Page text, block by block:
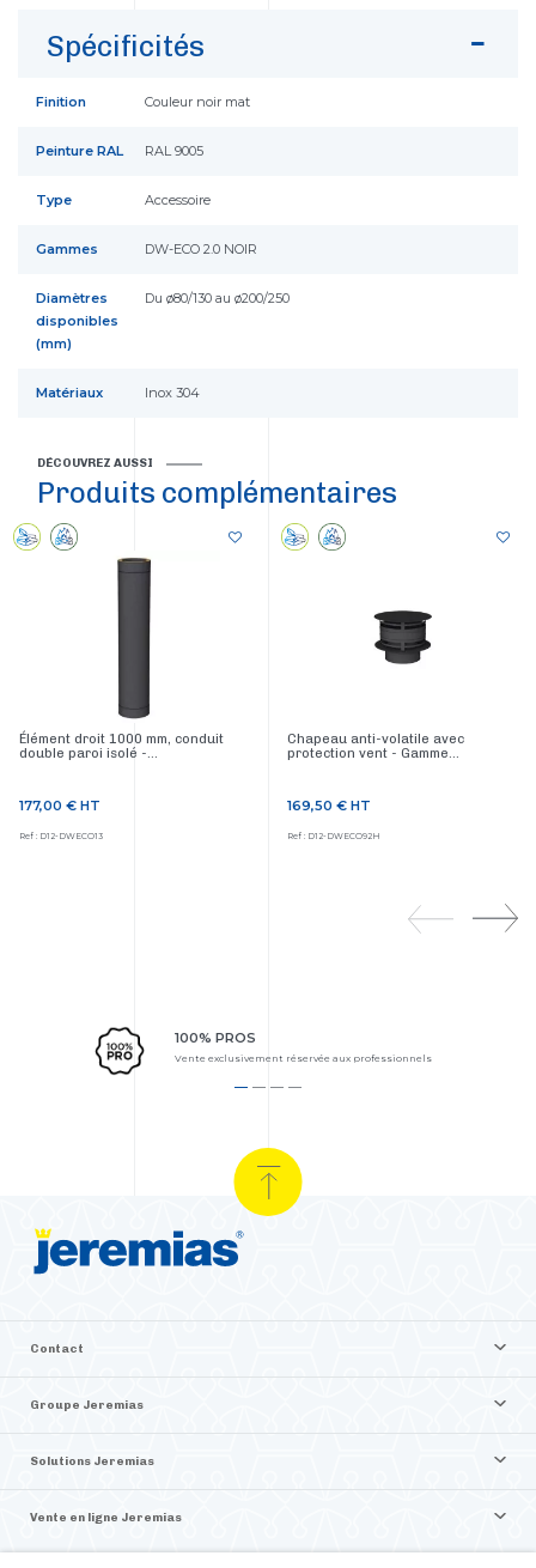
Spécificités
Finition Couleur noir mat
Peinture RAL RAL 9005
Type Accessoire
Gammes DW-ECO 2.0 NOIR
Diamètres
disponibles
(mm)
Du ø80/130 au ø200/250
Matériaux Inox 304
DÉCOUVREZ AUSSI
Produits complémentaires
Élément droit 1000 mm, conduit
double paroi isolé -...
Prix
177,00 € HT
Ref : D12-DWECO13
Chapeau anti-volatile avec
protection vent - Gamme...
Prix
169,50 € HT
Ref : D12-DWECO92H
100% PROS
Vente exclusivement réservée aux professionnels
Contact
Groupe Jeremias
Solutions Jeremias
Vente en ligne Jeremias